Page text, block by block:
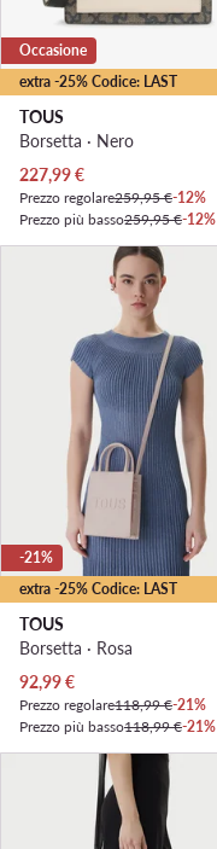
extra -25% Codice: LAST
Occasione
TOUS
Borsetta · Nero
Prezzo attuale
227,99€
Prezzo regolare259,95 €-12%
Prezzo più basso259,95 €-12%
extra -25% Codice: LAST
-21%
TOUS
Borsetta · Rosa
Prezzo attuale
92,99€
Prezzo regolare118,99 €-21%
Prezzo più basso118,99 €-21%